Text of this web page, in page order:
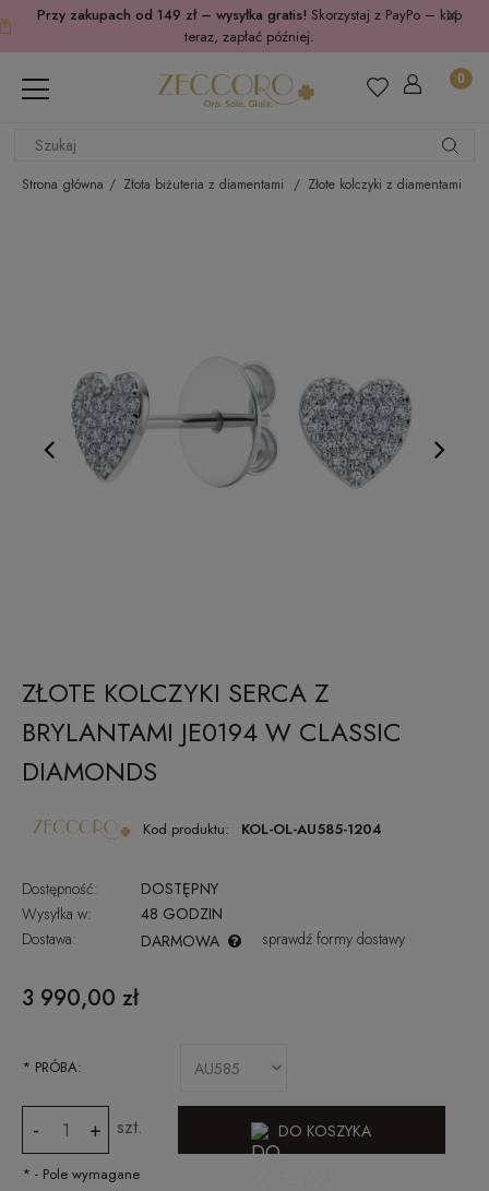
Przy zakupach od 149 zł – wysyłka gratis! Skorzystaj z PayPo – kup
teraz, zapłać później.
Strona główna Złota biżuteria z diamentami Złote kolczyki z diamentami
ZŁOTE KOLCZYKI SERCA Z
BRYLANTAMI JE0194 W CLASSIC
DIAMONDS
Kod produktu: KOL-OL-AU585-1204
Dostępność:
DOSTĘPNY
Wysyłka w:
48 GODZIN
Dostawa:
DARMOWA sprawdź formy dostawy
3 990,00 zł
* PRÓBA:
- + szt. DO KOSZYKA
* - Pole wymagane